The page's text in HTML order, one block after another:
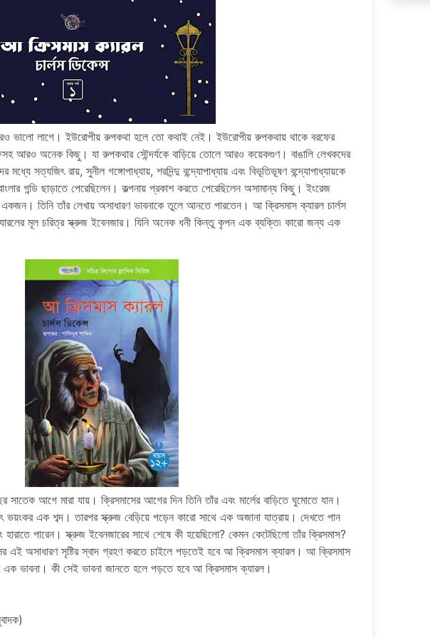
ভালো লাগে। ইউরোপীয় রুপকথা হলে তো কথাই নেই। ইউরোপীয় রুপকথায় থাকে বরফের
আরও অনেক কিছু। যা রুপকথার সৌন্দর্যকে বাড়িয়ে তোলে আরও কয়েকগুণ। বাঙালি লেখকদের
সত্যজিৎ রায়, সুনীল গঙ্গোপাধ্যায়, শরদিন্দু বন্দ্যোপাধ্যায় এবং বিভূতিভূষণ বন্দ্যোপাধ্যায়কে
গন্ডি ছাড়াতে পেরেছিলেন। কল্পনায় প্রকাশ করতে পেরেছিলেন অসামান্য কিছু। ইংরেজ
একজন। তিনি তাঁর লেখায় অসাধারণ ভাবনাকে তুলে আনতে পারতেন। আ ক্রিসমাস ক্যারল চার্লস
মূল চরিত্র স্ক্রুজ ইবেনজার। যিনি অনেক ধনী কিন্তু কৃপন এক ব্যক্তি৷ কারো জন্য এক
সাতেক আগে মারা যায়। ক্রিসমাসের আগের দিন তিনি তাঁর এবং মার্লের বাড়িতে ঘুমোতে যান।
ভয়ংকর এক শব্দ। তারপর স্ক্রুজ বেড়িয়ে পড়েন কারো সাথে এক অজানা যাত্রায়। দেখতে পান
হারাতে পারেন। স্ক্রুজ ইবেনজারের সাথে শেষে কী হয়েছিলো? কেমন কেটেছিলো তাঁর ক্রিসমাস?
এই অসাধারণ সৃষ্টির স্বাদ গ্রহণ করতে চাইলে পড়তেই হবে আ ক্রিসমাস ক্যারল। আ ক্রিসমাস
ভাবনা। কী সেই ভাবনা জানতে হলে পড়তে হবে আ ক্রিসমাস ক্যারল।